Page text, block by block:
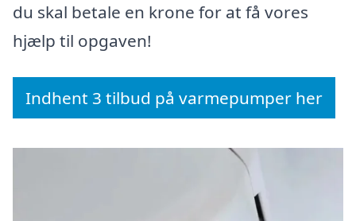
du skal betale en krone for at få vores
hjælp til opgaven!
Indhent 3 tilbud på varmepumper her